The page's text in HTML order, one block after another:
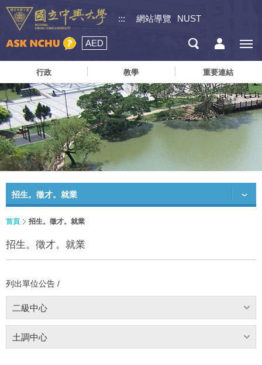
::: 網站導覽 NUST
AED
行政 教學 重要連結
招生。徵才。就業
首頁 招生。徵才。就業
招生。徵才。就業
列出單位公告 /
二級中心
土調中心